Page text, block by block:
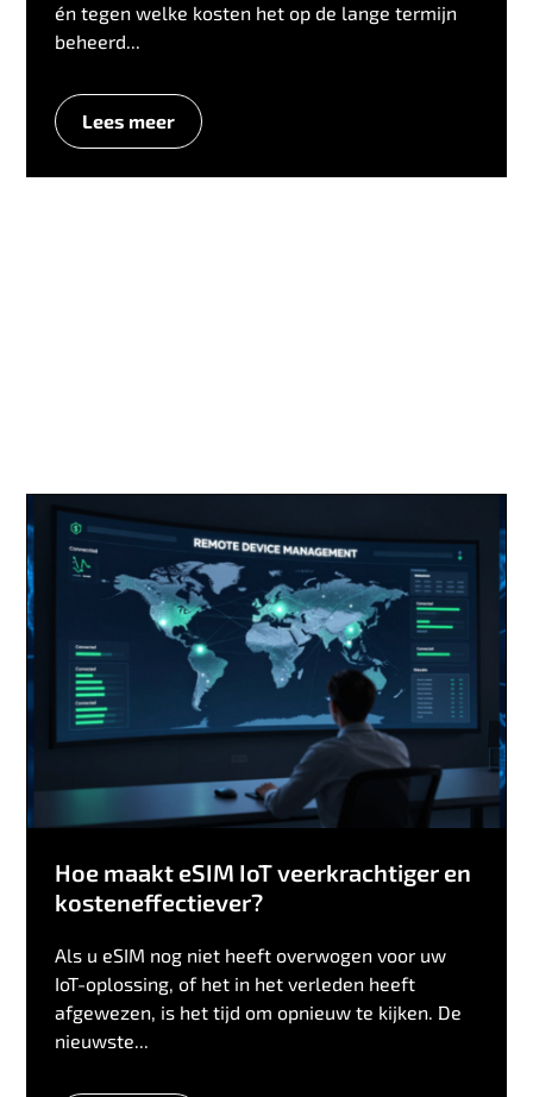
én tegen welke kosten het op de lange termijn
beheerd...
Lees meer
Hoe maakt eSIM IoT veerkrachtiger en
kosteneffectiever?
Als u eSIM nog niet heeft overwogen voor uw
IoT-oplossing, of het in het verleden heeft
afgewezen, is het tijd om opnieuw te kijken. De
nieuwste...